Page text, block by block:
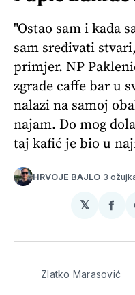
"Ostao sam i kada
sam sređivati
primjer. NP
zgrade caffe bar u
nalazi na samoj
najam. Do mog
taj kafić je bio u
HRVOJE BAJLO 3
𝕏
Zlatko Marasović